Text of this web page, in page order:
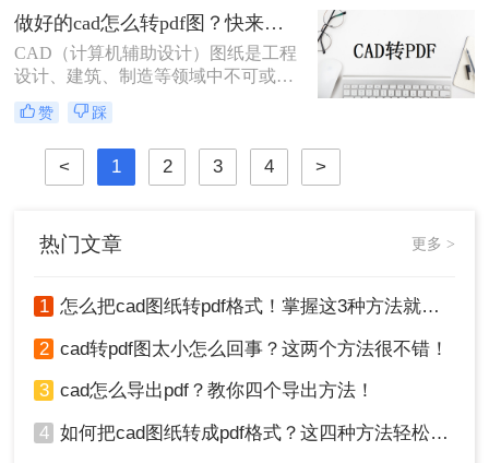
择。将CAD图纸导出为清晰的PDF文
件，对于确保设计细节的准确传达和
在不同设备间的顺畅分享至关重要。
那么cad如何导出清晰的pdf呢？以下
将详细介绍几种将CAD文件导出为清
晰PDF的方法。
做好的cad怎么转pdf图？快来看看这三种方法！
CAD（计算机辅助设计）图纸是工程
设计、建筑、制造等领域中不可或缺
的重要文件。为了更方便地分享、查
看和打印这些图纸，许多用户会选择
将其转换为PDF（可移植文档格式）
图。那么做好的cad怎么转pdf图呢？
下面将详细介绍几种将CAD图纸转换
赞 踩
< 1 2 3 4 >
热门文章 更多 >
1 怎么把cad图纸转pdf格式！掌握这3种方法就可以
2 cad转pdf图太小怎么回事？这两个方法很不错！
3 cad怎么导出pdf？教你四个导出方法！
4 如何把cad图纸转成pdf格式？这四种方法轻松转换！